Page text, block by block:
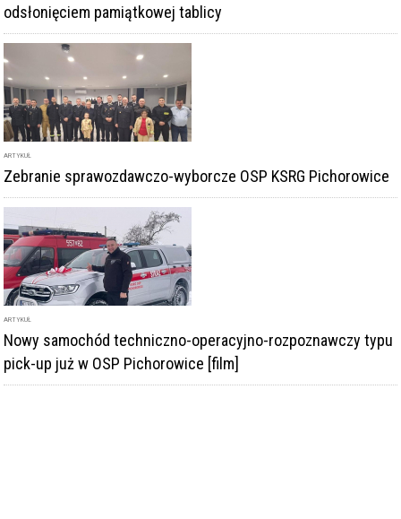
odsłonięciem pamiątkowej tablicy
ARTYKUŁ
Zebranie sprawozdawczo-wyborcze OSP KSRG Pichorowice
ARTYKUŁ
Nowy samochód techniczno-operacyjno-rozpoznawczy typu
pick-up już w OSP Pichorowice [film]